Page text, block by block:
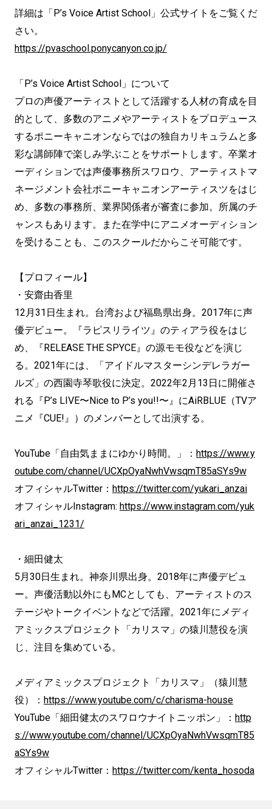
詳細は「P’s Voice Artist School」公式サイトをご覧くだ
さい。
https://pvaschool.ponycanyon.co.jp/
「P’s Voice Artist School」について
プロの声優アーティストとして活躍する人材の育成を目
的として、多数のアニメやアーティストをプロデュース
するポニーキャニオンならではの独自カリキュラムと多
彩な講師陣で楽しみ学ぶことをサポートします。卒業オ
ーディションでは声優事務所スワロウ、アーティストマ
ネージメント会社ポニーキャニオンアーティスツをはじ
め、多数の事務所、業界関係者が審査に参加。所属のチ
ャンスもあります。また在学中にアニメオーディション
を受けることも、このスクールだからこそ可能です。
【プロフィール】
・安齋由香里
12月31日生まれ。台湾および福島県出身。2017年に声
優デビュー。『ラピスリライツ』のティアラ役をはじ
め、『RELEASE THE SPYCE』の源モモ役などを演じ
る。2021年には、「アイドルマスターシンデレラガー
ルズ」の西園寺琴歌役に決定。2022年2月13日に開催さ
れる『P’s LIVE〜Nice to P’s you!!〜』にAiRBLUE（TVア
ニメ『CUE!』）のメンバーとして出演する。
YouTube「自由気ままにゆかり時間。」： https://www.y
outube.com/channel/UCXpOyaNwhVwsqmT85aSYs9w
オフィシャルTwitter： https://twitter.com/yukari_anzai
オフィシャルInstagram: https://www.instagram.com/yuk
ari_anzai_1231/
・細田健太
5月30日生まれ。神奈川県出身。2018年に声優デビュ
ー。声優活動以外にもMCとしても、アーティストのス
テージやトークイベントなどで活躍。2021年にメディ
アミックスプロジェクト「カリスマ」の猿川慧役を演
じ、注目を集めている。
メディアミックスプロジェクト「カリスマ」（猿川慧
役）： https://www.youtube.com/c/charisma-house
YouTube「細田健太のスワロウナイトニッポン」： http
s://www.youtube.com/channel/UCXpOyaNwhVwsqmT85
aSYs9w
オフィシャルTwitter： https://twitter.com/kenta_hosoda